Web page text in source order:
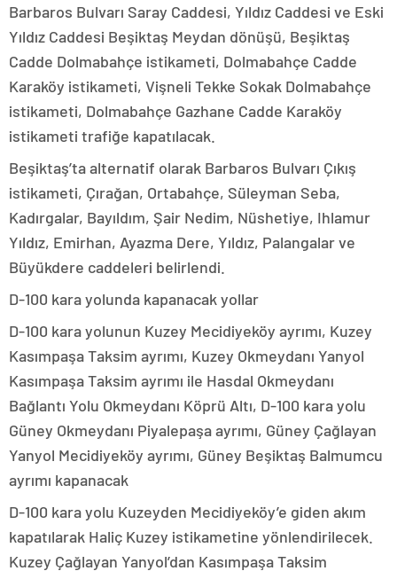
Barbaros Bulvarı Saray Caddesi, Yıldız Caddesi ve Eski
Yıldız Caddesi Beşiktaş Meydan dönüşü, Beşiktaş
Cadde Dolmabahçe istikameti, Dolmabahçe Cadde
Karaköy istikameti, Vişneli Tekke Sokak Dolmabahçe
istikameti, Dolmabahçe Gazhane Cadde Karaköy
istikameti trafiğe kapatılacak.
Beşiktaş’ta alternatif olarak Barbaros Bulvarı Çıkış
istikameti, Çırağan, Ortabahçe, Süleyman Seba,
Kadırgalar, Bayıldım, Şair Nedim, Nüshetiye, Ihlamur
Yıldız, Emirhan, Ayazma Dere, Yıldız, Palangalar ve
Büyükdere caddeleri belirlendi.
D-100 kara yolunda kapanacak yollar
D-100 kara yolunun Kuzey Mecidiyeköy ayrımı, Kuzey
Kasımpaşa Taksim ayrımı, Kuzey Okmeydanı Yanyol
Kasımpaşa Taksim ayrımı ile Hasdal Okmeydanı
Bağlantı Yolu Okmeydanı Köprü Altı, D-100 kara yolu
Güney Okmeydanı Piyalepaşa ayrımı, Güney Çağlayan
Yanyol Mecidiyeköy ayrımı, Güney Beşiktaş Balmumcu
ayrımı kapanacak
D-100 kara yolu Kuzeyden Mecidiyeköy’e giden akım
kapatılarak Haliç Kuzey istikametine yönlendirilecek.
Kuzey Çağlayan Yanyol’dan Kasımpaşa Taksim